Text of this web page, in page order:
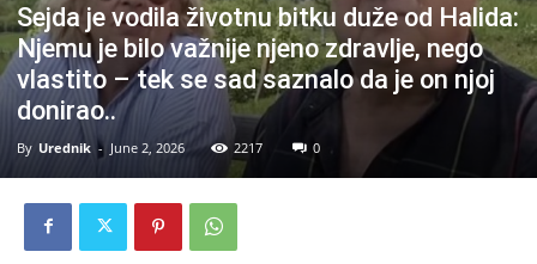
Sejda je vodila životnu bitku duže od Halida:
Njemu je bilo važnije njeno zdravlje, nego
vlastito – tek se sad saznalo da je on njoj
donirao..
By Urednik - June 2, 2026 2217 0